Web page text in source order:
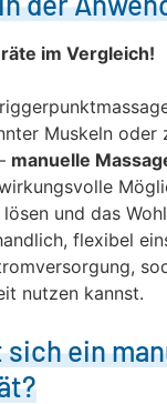
im Vergleich!
Muskeln oder
manuelle
und das
flexibel
nutzen kannst.
sich ein